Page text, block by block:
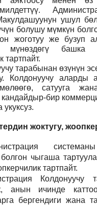
ушул
болушу мүмкүн
жоготуу же бузуп
мүнөздөгү башка
тартпайт.
тарабынан өзүнүн
Колдонуучу аларды
сатууга
бир
укуксуз.
жоктугу,
болгон чыгаша
тартпайт.
Колдонуучу
анын ичинде
бергендиги жана